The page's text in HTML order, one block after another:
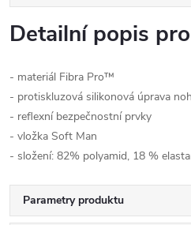
Detailní popis
- materiál Fibra Pro™
- protiskluzová silikonová úprava
- reflexní bezpečnostní prvky
- vložka Soft Man
- složení: 82% polyamid, 18 %
Parametry produktu